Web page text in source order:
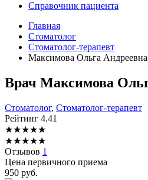
Справочник пациента
Главная
Стоматолог
Стоматолог-терапевт
Максимова Ольга Андреевна
Врач Максимова
Стоматолог, Стоматолог-терапевт
Рейтинг 4.41
★★★★★
★★★★★
Отзывов 1
Цена первичного приема
950 руб.